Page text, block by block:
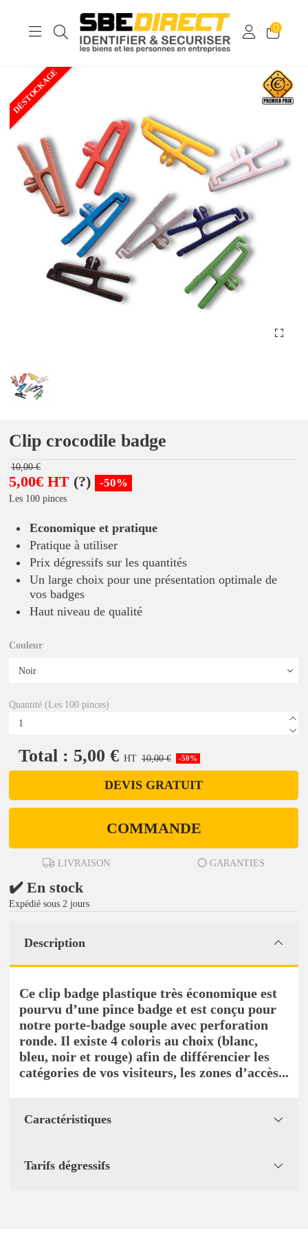
0
DÉSTOCKAGE
Clip crocodile badge
10,00 €
5,00€ HT (?) -50%
Les 100 pinces
Economique et pratique
Pratique à utiliser
Prix dégressifs sur les quantités
Un large choix pour une présentation optimale de
vos badges
Haut niveau de qualité
Couleur
Quantité (Les 100 pinces)
Total : 5,00 € HT 10,00 € -50%
DEVIS GRATUIT
COMMANDE
LIVRAISON GARANTIES
✔️ En stock
Expédié sous 2 jours
Description
Ce clip badge plastique très économique est
pourvu d’une pince badge et est conçu pour
notre porte-badge souple avec perforation
ronde. Il existe 4 coloris au choix (blanc,
bleu, noir et rouge) afin de différencier les
catégories de vos visiteurs, les zones d’accès...
Caractéristiques
Tarifs dégressifs